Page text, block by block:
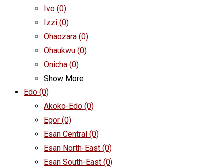
Ivo (0)
Izzi (0)
Ohaozara (0)
Ohaukwu (0)
Onicha (0)
Show More
Edo (0)
Akoko-Edo (0)
Egor (0)
Esan Central (0)
Esan North-East (0)
Esan South-East (0)